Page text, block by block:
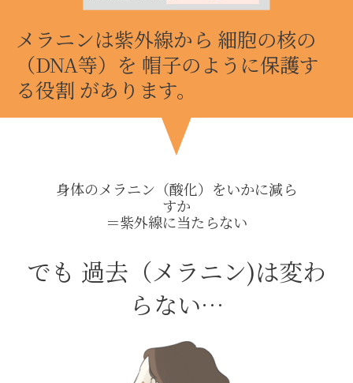
メラニンは紫外線から 細胞の核の
（DNA等）を 帽子のように保護す
る役割 があります。
身体のメラニン（酸化）をいかに減ら
すか
＝紫外線に当たらない
でも 過去（メラニン)は変わ
らない…